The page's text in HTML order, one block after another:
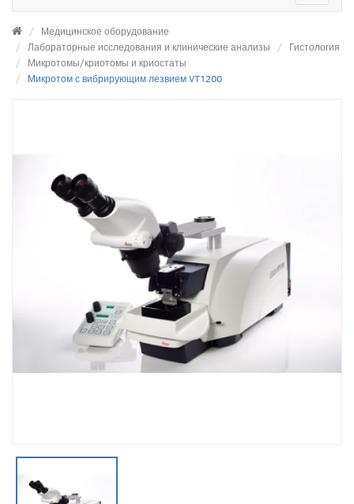
Медицинское оборудование
Лабораторные исследования и клинические анализы
Гистология
Микротомы/криотомы и криостаты
Микротом с вибрирующим лезвием VT1200